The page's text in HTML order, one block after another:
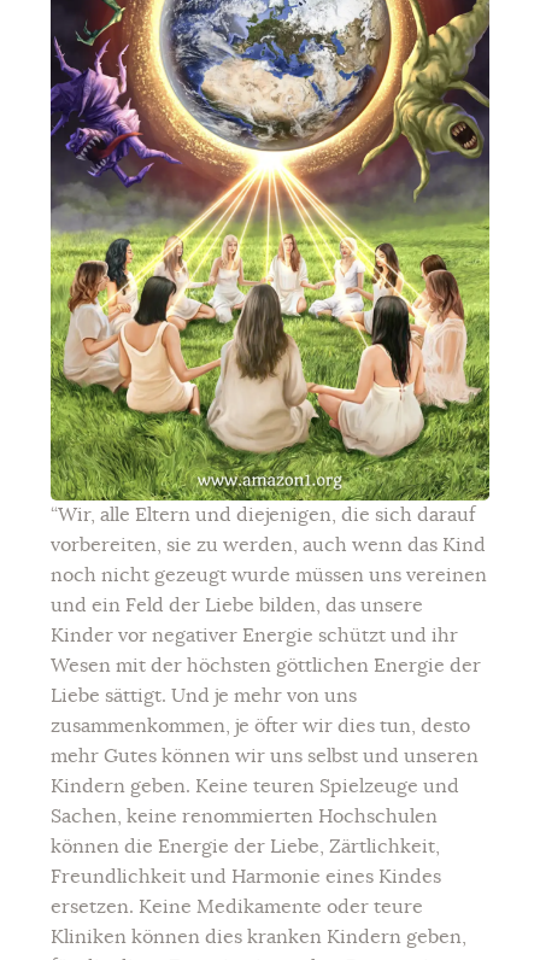
“Wir, alle Eltern und diejenigen, die sich darauf
vorbereiten, sie zu werden, auch wenn das Kind
noch nicht gezeugt wurde müssen uns vereinen
und ein Feld der Liebe bilden, das unsere
Kinder vor negativer Energie schützt und ihr
Wesen mit der höchsten göttlichen Energie der
Liebe sättigt. Und je mehr von uns
zusammenkommen, je öfter wir dies tun, desto
mehr Gutes können wir uns selbst und unseren
Kindern geben. Keine teuren Spielzeuge und
Sachen, keine renommierten Hochschulen
können die Energie der Liebe, Zärtlichkeit,
Freundlichkeit und Harmonie eines Kindes
ersetzen. Keine Medikamente oder teure
Kliniken können dies kranken Kindern geben,